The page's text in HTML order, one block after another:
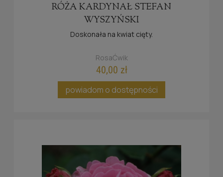
RÓŻA KARDYNAŁ STEFAN
WYSZYŃSKI
Doskonała na kwiat cięty.
RosaĆwik
40,00 zł
powiadom o dostępności